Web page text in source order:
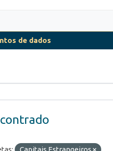
de dados
Capitais Estrangeiros